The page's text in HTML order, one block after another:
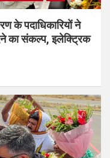
के पदाधिकारियों ने
का संकल्प, इलेक्ट्रिक